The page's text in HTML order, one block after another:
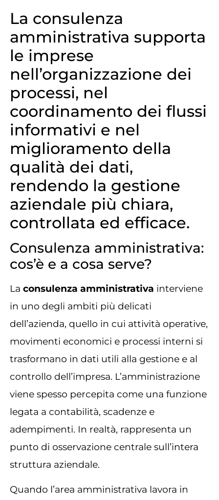
La consulenza
amministrativa supporta
le imprese
nell’organizzazione dei
processi, nel
coordinamento dei flussi
informativi e nel
miglioramento della
qualità dei dati,
rendendo la gestione
aziendale più chiara,
controllata ed efficace.
Consulenza amministrativa:
cos’è e a cosa serve?
La consulenza amministrativa interviene
in uno degli ambiti più delicati
dell’azienda, quello in cui attività operative,
movimenti economici e processi interni si
trasformano in dati utili alla gestione e al
controllo dell’impresa. L’amministrazione
viene spesso percepita come una funzione
legata a contabilità, scadenze e
adempimenti. In realtà, rappresenta un
punto di osservazione centrale sull’intera
struttura aziendale.
Quando l’area amministrativa lavora in